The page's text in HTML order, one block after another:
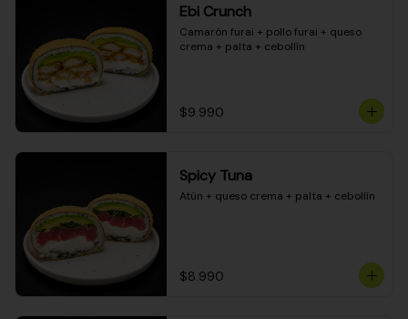
Ebi Crunch
Camarón furai + pollo furai + queso
crema + palta + cebollín
$9.990
Spicy Tuna
Atún + queso crema + palta + cebollín
$8.990